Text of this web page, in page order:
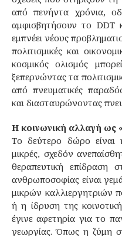
από πενήντα χρόνια,
αμφισβητήσουν το DDT
εμπνέει νέους
πολιτισμικές και
κοσμικός ολισμός
ξεπερνώντας τα
από πνευματικές
και διασταυρώνοντας
Η κοινωνική αλλαγή ως
Το δεύτερο δώρο είναι
μικρές, σχεδόν
θεραπευτική επίδραση
ανθρωποσοφίας είναι
μικρών καλλιεργητριών
ή η ίδρυση της
έγινε αφετηρία για το
γεωργίας. Όπως η ζύμη